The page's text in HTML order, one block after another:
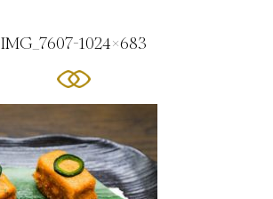
IMG_7607-1024x683